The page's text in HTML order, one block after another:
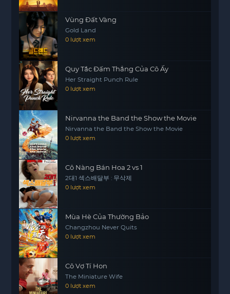
là một câu chuyện tình yêu mà còn là hành trình
khám phá bản thân, tình yêu và sự hy sinh.
Những tình huống dở khóc dở cười, những
khoảnh khắc ngọt ngào và cả nỗi đau của tình
yêu đều được thể hiện một cách tinh tế, mang
đến cho người xem những cảm xúc chân thật và
sâu sắc.
Vùng Đất Vàng
Gold Land
0 lượt xem
Quy Tắc Đấm Thẳng Của Cô Ấy
Her Straight Punch Rule
0 lượt xem
Nirvanna the Band the Show the Movie
Nirvanna the Band the Show the Movie
0 lượt xem
Cô Nàng Bán Hoa 2 vs 1
2대1 섹스배달부 : 무삭제
0 lượt xem
Mùa Hè Của Thường Bảo
Changzhou Never Quits
0 lượt xem
Cô Vợ Tí Hon
The Miniature Wife
0 lượt xem